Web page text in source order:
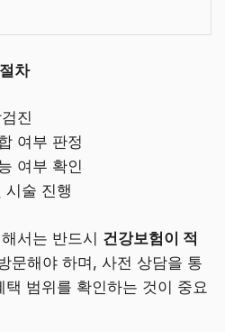
차
진
여부 판정
여부 확인
시술 진행
서는 반드시 건강보험이 적
문해야 하며, 사전 상담을 통
범위를 확인하는 것이 중요